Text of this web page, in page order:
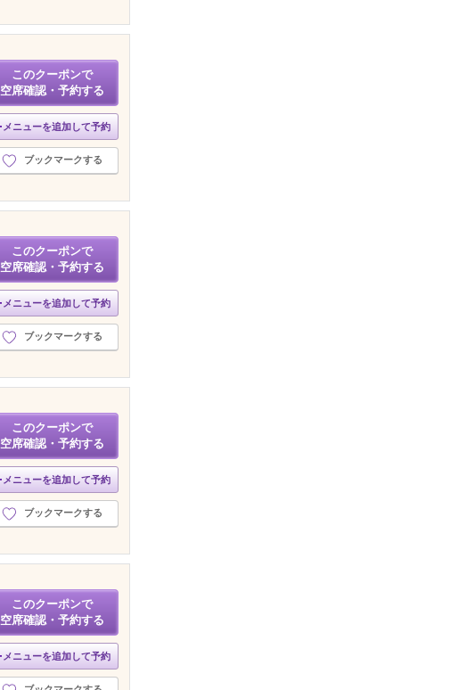
このクーポンで
空席確認・予約する
メニューを追加して予約
ブックマークする
このクーポンで
空席確認・予約する
メニューを追加して予約
ブックマークする
このクーポンで
空席確認・予約する
メニューを追加して予約
ブックマークする
このクーポンで
空席確認・予約する
メニューを追加して予約